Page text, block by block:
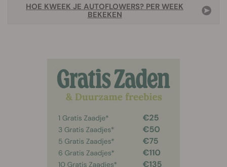
HOE KWEEK JE AUTOFLOWERS? PER WEEK
BEKEKEN